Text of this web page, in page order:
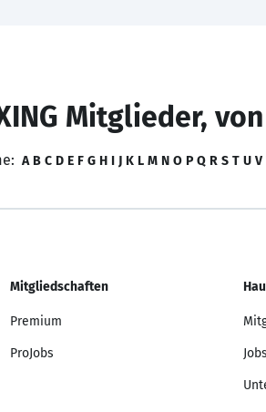
Mitglieder,
A B C D E F G H I J K L M N O P Q R S T U V
Mitgliedschaften
Premium
ProJobs